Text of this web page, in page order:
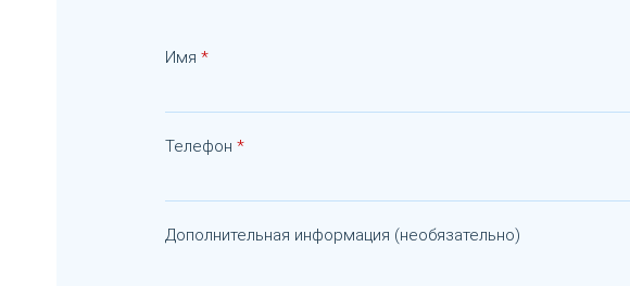
Имя
Телефон
Дополнительная информация (необязательно)